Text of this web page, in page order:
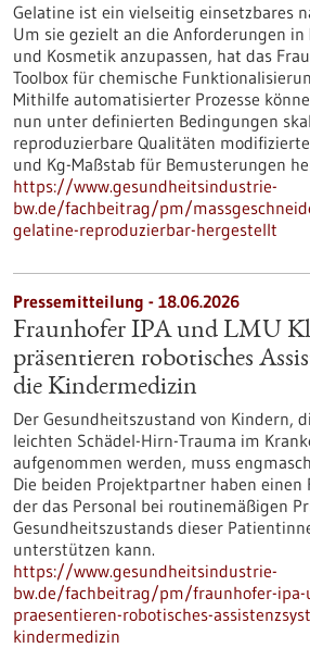
Gelatine ist ein vielseitig einsetzbares
Um sie gezielt an die Anforderungen
und Kosmetik anzupassen, hat das
Toolbox für chemische
Mithilfe automatisierter Prozesse
nun unter definierten Bedingungen
reproduzierbare Qualitäten
und Kg-Maßstab für Bemusterungen
https://www.gesundheitsindustrie-
bw.de/fachbeitrag/pm/
gelatine-reproduzierbar-hergestellt
Pressemitteilung - 18.06.2026
Fraunhofer IPA und LMU
präsentieren robotisches
die Kindermedizin
Der Gesundheitszustand von Kindern,
leichten Schädel-Hirn-Trauma im
aufgenommen werden, muss
Die beiden Projektpartner haben einen
der das Personal bei routinemäßigen
Gesundheitszustands dieser
unterstützen kann.
https://www.gesundheitsindustrie-
bw.de/fachbeitrag/pm/fraunhofer-
praesentieren-robotisches-
kindermedizin